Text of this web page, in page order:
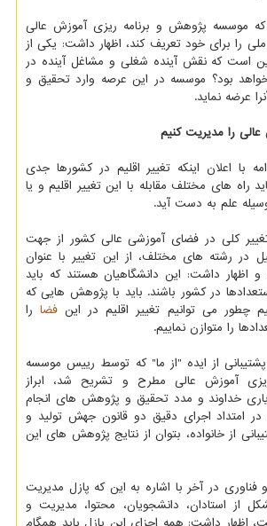
که موسسه پژوهش و برنامه ریزی آموزش عالی
را برای خود تعریف کند، اظهار داشت: یکی از
است که نقش آینده شغلی و مشاغل آینده در
بود؟ موسسه در این عرصه وارد تحقیق و
عرضه نماید.
عالی را مدیریت کنیم
با اعلان اینکه تغییر اقلیم در کشورها جدی
راه های مختلف مقابله با این تغییر اقلیم و یا
علم به دست آید.
کلی در فضای آموزشی عالی کشور از جهت
در رشته های مختلف، از این تغییر با عنوان
و اظهار داشت: این دانشگاهیان هستند که باید
در کشور باشند. باید با پژوهش هایی که
چطور می توانیم تغییر اقلیم در این فضارا
را متوازن نماییم.
از ایده "از ما" که توسط رییس موسسه
آموزش عالی مطرح و تشریح شد، ابراز
یاری خداوند و مدد تحقیق و پژوهش های انجام
امتداد اجرای دقیق دو قانون جهش تولید و
از خانواده، بتوان از نتایج پژوهش های این
فناوری در آخر با اشاره به این که پازل مدیریت
از استادان، دانشجویان، محتوا، مدیریت و